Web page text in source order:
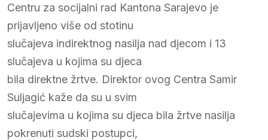
Centru za socijalni rad Kantona Sarajevo je
prijavljeno više od stotinu
slučajeva indirektnog nasilja nad djecom i 13
slučajeva u kojima su djeca
bila direktne žrtve. Direktor ovog Centra Samir
Suljagić kaže da su u svim
slučajevima u kojima su djeca bila žrtve nasilja
pokrenuti sudski postupci,